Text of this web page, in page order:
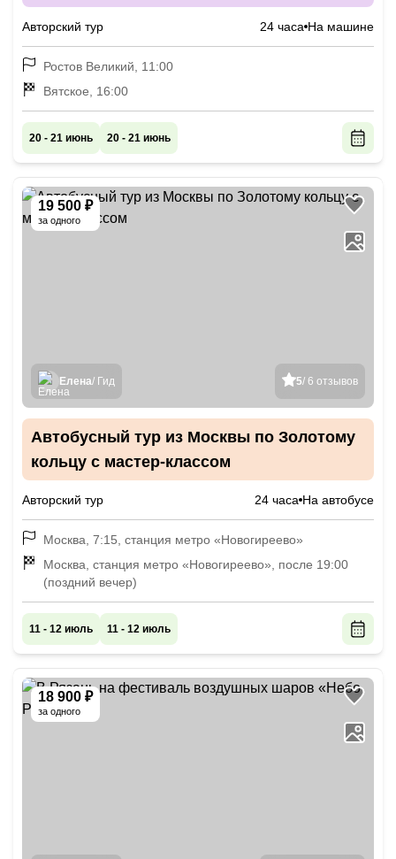
Авторский тур 24 часа На машине
Ростов Великий, 11:00
Вятское, 16:00
20 - 21 июнь 20 - 21 июнь
19 500 ₽
за одного
5/ 6 отзывов
Елена/ Гид
Автобусный тур из Москвы по Золотому
кольцу с мастер-классом
Авторский тур 24 часа На автобусе
Москва, 7:15, станция метро «Новогиреево»
Москва, станция метро «Новогиреево», после 19:00
(поздний вечер)
11 - 12 июль 11 - 12 июль
18 900 ₽
за одного